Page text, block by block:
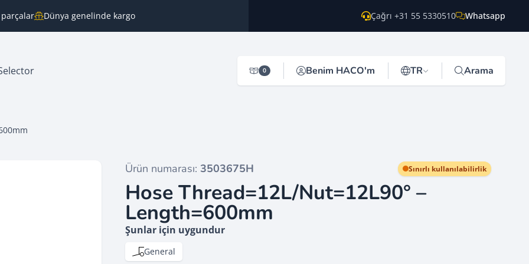
Dünya genelinde kargo Çağrı +31 55 5330510 Whatsapp
0 Benim HACO'm TR Arama
Ürün numarası: 3503675H Sınırlı kullanılabilirlik
Hose Thread=12L/Nut=12L90° –
Length=600mm
Şunlar için uygundur
General